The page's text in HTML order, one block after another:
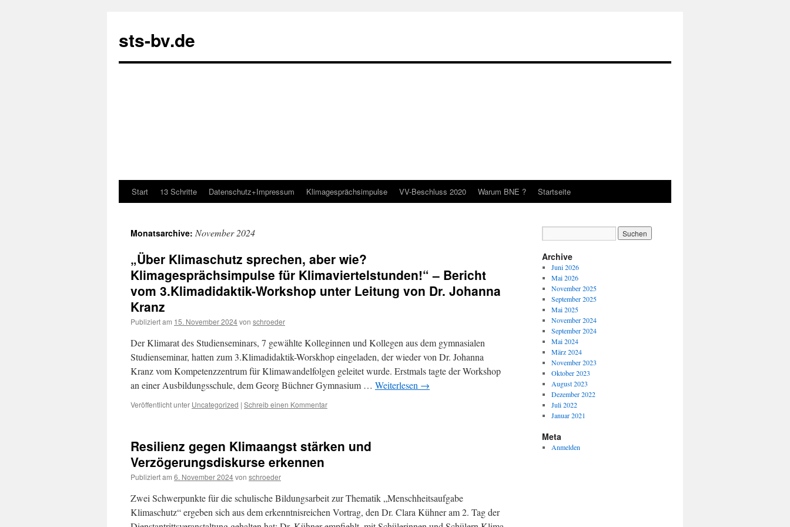
sts-bv.de
Zum
springen
Start 13 Schritte Datenschutz+Impressum Klimagesprächsimpulse VV-Beschluss 2020 Warum BNE ? Startseite
Monatsarchive: November 2024
„Über Klimaschutz sprechen, aber wie?
Klimagesprächsimpulse für Klimaviertelstunden!“ – Bericht
vom 3.Klimadidaktik-Workshop unter Leitung von Dr. Johanna
Kranz
Publiziert am 15. November 2024von schroeder
Der Klimarat des Studienseminars, 7 gewählte Kolleginnen und Kollegen aus dem gymnasialen
Studienseminar, hatten zum 3.Klimadidaktik-Worskhop eingeladen, der wieder von Dr. Johanna
Kranz vom Kompetenzzentrum für Klimawandelfolgen geleitet wurde. Erstmals tagte der Workshop
an einer Ausbildungsschule, dem Georg Büchner Gymnasium … Weiterlesen →
Veröffentlicht unter Uncategorized | Schreib einen Kommentar
Resilienz gegen Klimaangst stärken und
Verzögerungsdiskurse erkennen
Publiziert am 6. November 2024von schroeder
Zwei Schwerpunkte für die schulische Bildungsarbeit zur Thematik „Menschheitsaufgabe
Klimaschutz“ ergeben sich aus dem erkenntnisreichen Vortrag, den Dr. Clara Kühner am 2. Tag der
Archive
Juni 2026
Mai 2026
November 2025
September 2025
Mai 2025
November 2024
September 2024
Mai 2024
März 2024
November 2023
Oktober 2023
August 2023
Dezember 2022
Juli 2022
Januar 2021
Meta
Anmelden